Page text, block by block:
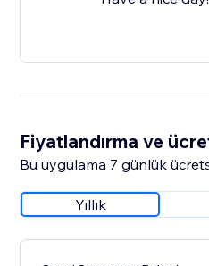
Fiyatlandırma ve
Bu uygulama 7 günlük
Yıllık